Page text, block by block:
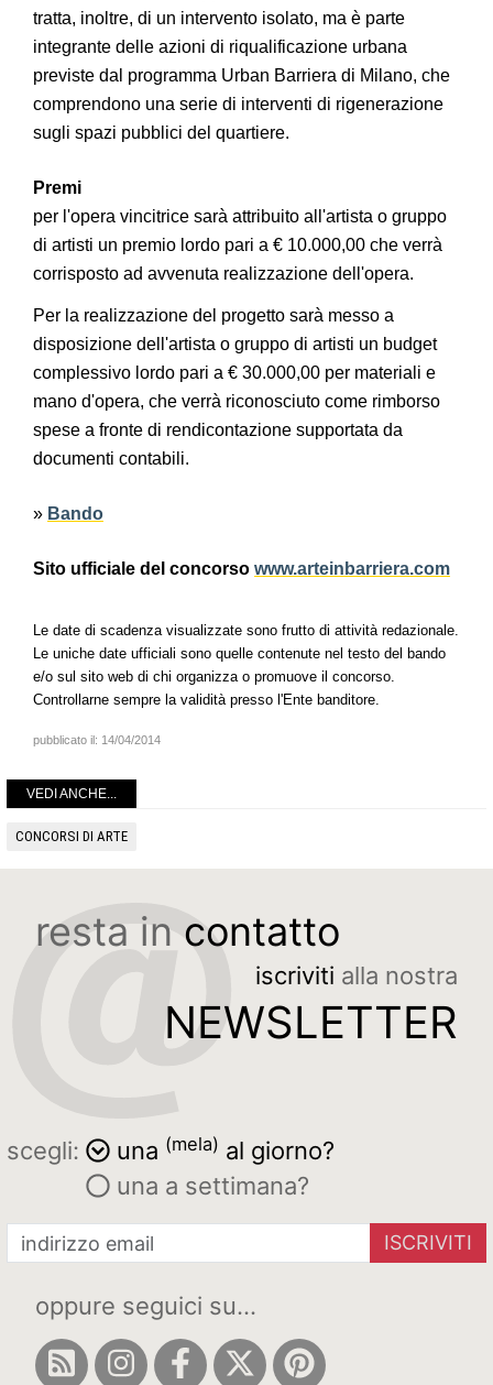
tratta, inoltre, di un intervento isolato, ma è parte
integrante delle azioni di riqualificazione urbana
previste dal programma Urban Barriera di Milano, che
comprendono una serie di interventi di rigenerazione
sugli spazi pubblici del quartiere.
Premi
per l'opera vincitrice sarà attribuito all'artista o gruppo
di artisti un premio lordo pari a € 10.000,00 che verrà
corrisposto ad avvenuta realizzazione dell'opera.
Per la realizzazione del progetto sarà messo a
disposizione dell'artista o gruppo di artisti un budget
complessivo lordo pari a € 30.000,00 per materiali e
mano d'opera, che verrà riconosciuto come rimborso
spese a fronte di rendicontazione supportata da
documenti contabili.
» Bando
Sito ufficiale del concorso www.arteinbarriera.com
Le date di scadenza visualizzate sono frutto di attività redazionale.
Le uniche date ufficiali sono quelle contenute nel testo del bando
e/o sul sito web di chi organizza o promuove il concorso.
Controllarne sempre la validità presso l'Ente banditore.
pubblicato il: 14/04/2014
VEDI ANCHE...
CONCORSI DI ARTE
resta in contatto
iscriviti alla nostra
NEWSLETTER
scegli: una (mela) al giorno?
una a settimana?
ISCRIVITI
oppure seguici su...